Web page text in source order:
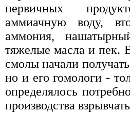
первичных
аммиачную воду,
аммония,
тяжелые масла и пек.
смолы начали
но и его гомологи -
определялось
производства